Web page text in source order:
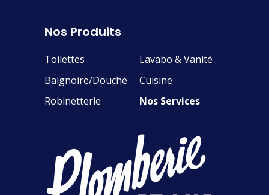
Nos Produits
Toilettes
Baignoire/Douche
Robinetterie
Lavabo & Vanité
Cuisine
Nos Services